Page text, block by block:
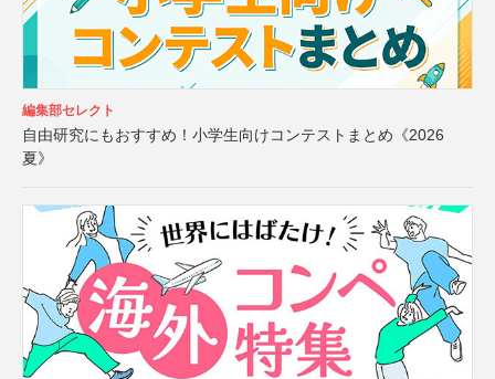
編集部セレクト
自由研究にもおすすめ！小学生向けコンテストまとめ《2026
夏》